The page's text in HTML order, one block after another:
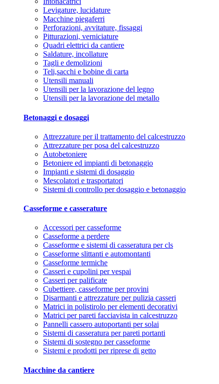
Levigature, lucidature
Macchine piegaferri
Perforazioni, avvitature, fissaggi
Pitturazioni, verniciature
Quadri elettrici da cantiere
Saldature, incollature
Tagli e demolizioni
Teli,sacchi e bobine di carta
Utensili manuali
Utensili per la lavorazione del legno
Utensili per la lavorazione del metallo
Betonaggi e dosaggi
Attrezzature per il trattamento del calcestruzzo
Attrezzature per posa del calcestruzzo
Autobetoniere
Betoniere ed impianti di betonaggio
Impianti e sistemi di dosaggio
Mescolatori e trasportatori
Sistemi di controllo per dosaggio e betonaggio
Casseforme e casserature
Accessori per casseforme
Casseforme a perdere
Casseforme e sistemi di casseratura per cls
Casseforme slittanti e automontanti
Casseforme termiche
Casseri e cupolini per vespai
Casseri per palificate
Cubettiere, casseforme per provini
Disarmanti e attrezzature per pulizia casseri
Matrici in polistirolo per elementi decorativi
Matrici per pareti facciavista in calcestruzzo
Pannelli cassero autoportanti per solai
Sistemi di casseratura per pareti portanti
Sistemi di sostegno per casseforme
Sistemi e prodotti per riprese di getto
Macchine da cantiere